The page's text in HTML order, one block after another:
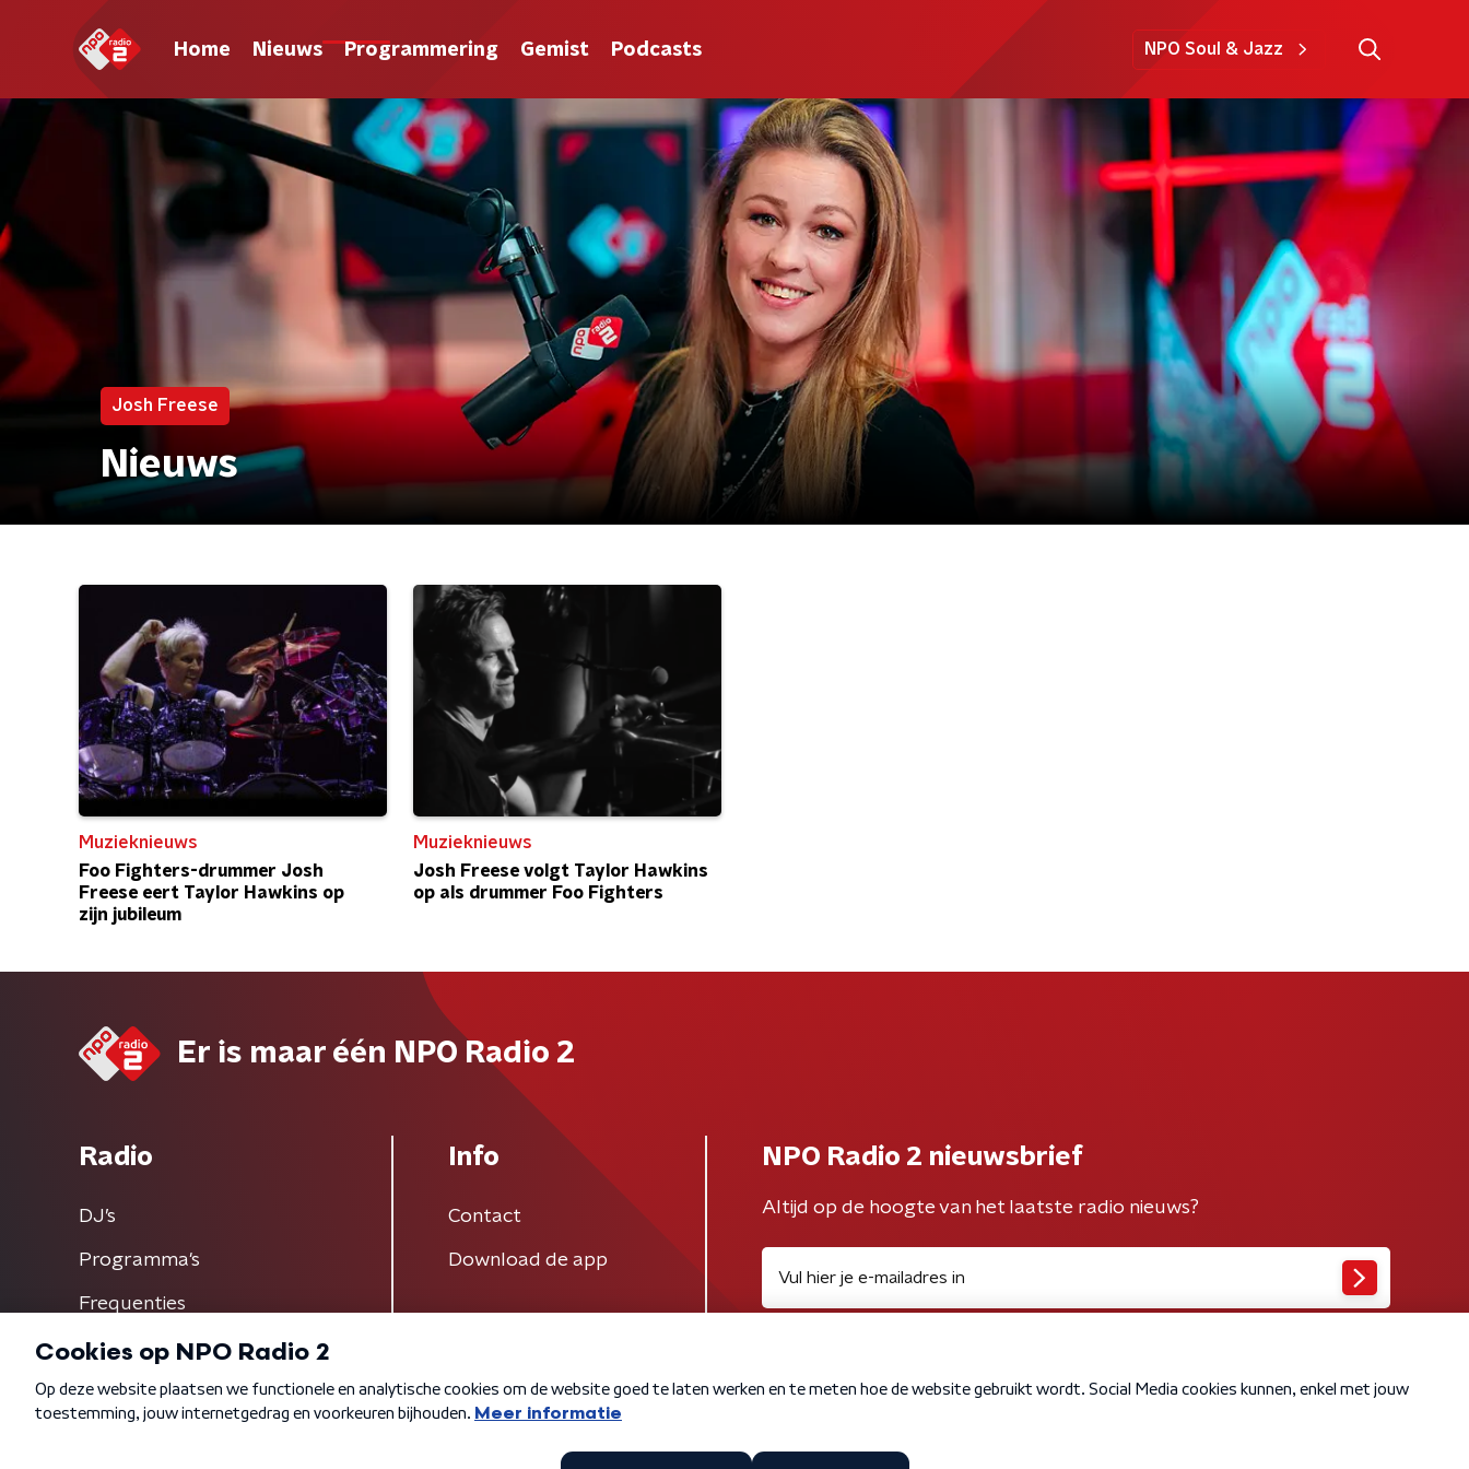
Home Nieuws Programmering Gemist Podcasts NPO Soul & Jazz
Josh Freese
Nieuws
Muzieknieuws
Foo Fighters-drummer Josh
Freese eert Taylor Hawkins op
zijn jubileum
Muzieknieuws
Josh Freese volgt Taylor Hawkins
op als drummer Foo Fighters
Er is maar één NPO Radio 2
Radio
DJ’s
Programma's
Frequenties
Info
Contact
Download de app
NPO Radio 2 nieuwsbrief
Altijd op de hoogte van het laatste radio nieuws?
Algemene voorwaarden Privacybeleid